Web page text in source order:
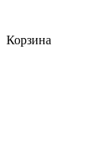
Корзина